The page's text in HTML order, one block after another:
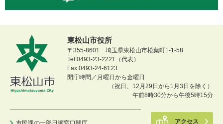
東松山市役所
〒355-8601 埼玉県東松山市松葉町1-1-58
Tel:0493-23-2221（代表）
Fax:0493-24-6123
開庁時間／月曜日から金曜日
（祝日、12月29日から1月3日を除く）
午前8時30分から午後5時15分
アクセス